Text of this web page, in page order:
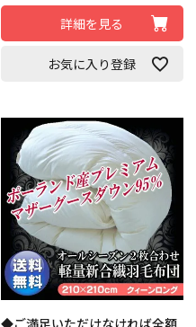
詳細を見る
お気に入り登録
◆ご満足いただけなければ全額